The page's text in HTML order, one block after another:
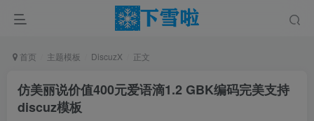
首页 主题模板 DiscuzX 正文
仿美丽说价值400元爱语滴1.2 GBK编码完美支持
discuz模板